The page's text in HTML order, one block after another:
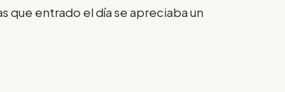
que entrado el día se apreciaba un